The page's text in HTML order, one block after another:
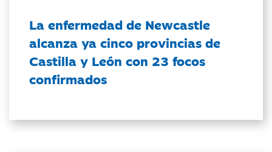
La enfermedad de Newcastle
alcanza ya cinco provincias de
Castilla y León con 23 focos
confirmados